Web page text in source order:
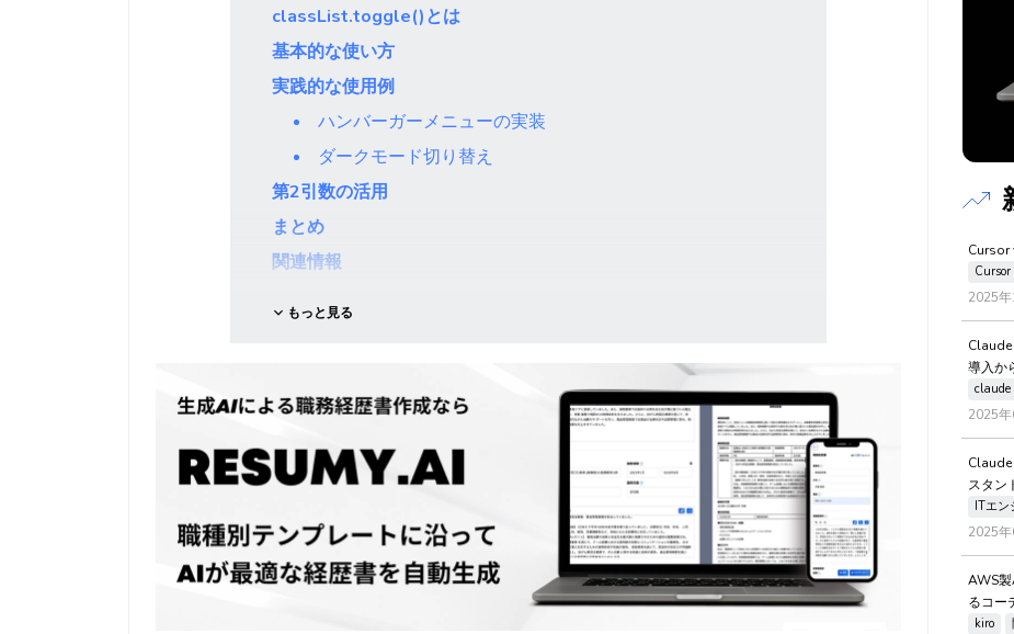
classList.toggle()とは
基本的な使い方
実践的な使用例
ハンバーガーメニューの実装
ダークモード切り替え
第2引数の活用
まとめ
関連情報
もっと見る
Cursor
Cursor
2025
導入か
claude
2025
スタン
ITエン
2025
AWS
るコー
kiro